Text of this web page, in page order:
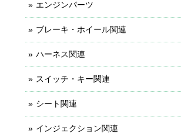
エンジンパーツ
ブレーキ・ホイール関連
ハーネス関連
スイッチ・キー関連
シート関連
インジェクション関連